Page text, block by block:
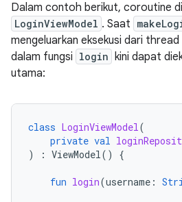
Dalam contoh berikut, coroutine
LoginViewModel . Saat
mengeluarkan eksekusi dari
dalam fungsi login kini dapat
utama:
class LoginViewModel(
private val
)
: ViewModel() {
fun login(username :